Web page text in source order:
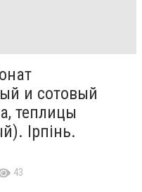
и сотовый
теплицы
Ірпінь.
43